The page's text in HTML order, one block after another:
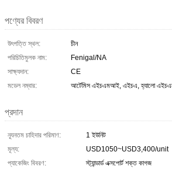
পণ্যের বিবরণ
উৎপত্তি স্থল:
চীন
পরিচিতিমুলক নাম:
Fenigal/NA
সাক্ষ্যদান:
CE
মডেল নম্বার:
আর্টেমিস এইচএমআই, এইচএ, হ্যালো
প্রদান
ন্যূনতম চাহিদার পরিমাণ:
1 ইউনিট
মূল্য:
USD1050~USD3,400/unit
প্যাকেজিং বিবরণ:
স্ট্যান্ডার্ড এক্সপোর্ট শক্ত কাগজ